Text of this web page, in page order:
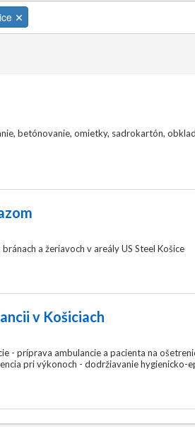
betónovanie, omietky, sadrokartón,
a žeriavoch v areály US Steel Košice
v Košiciach
​- príprava ambulancie a pacienta na
pri výkonoch ​- dodržiavanie hygienicko-